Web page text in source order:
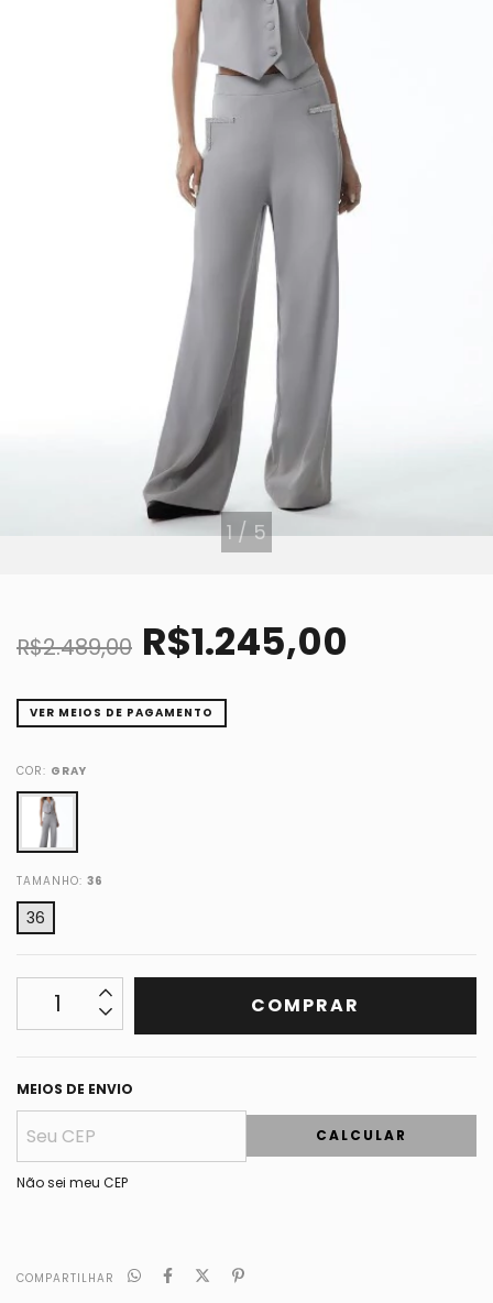
1/5
R$2.489,00 R$1.245,00
VER MEIOS DE PAGAMENTO
COR: GRAY
TAMANHO: 36
36
MEIOS DE ENVIO
CALCULAR
Não sei meu CEP
COMPARTILHAR